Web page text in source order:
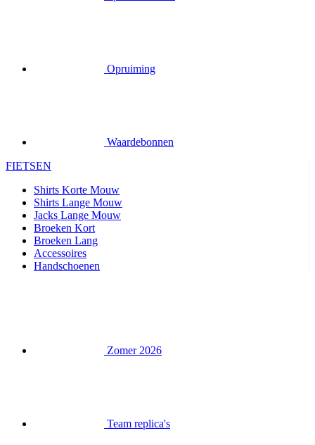
Shirts Lange Mouw
Broeken Kort
Accessoires
Handschoenen